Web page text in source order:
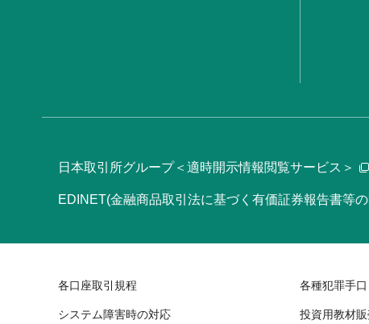
日本取引所グループ＜適時開示情報閲覧サービス＞
EDINET(金融商品取引法に基づく有価証券報告書等
各口座取引規程 各種犯罪手
システム障害時の対応 投資用教材